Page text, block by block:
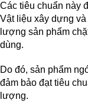
Các tiêu chuẩn này
Vật liệu xây dựng
lượng sản phẩm
dùng.
Do đó, sản phẩm
đảm bảo đạt tiêu
lượng.